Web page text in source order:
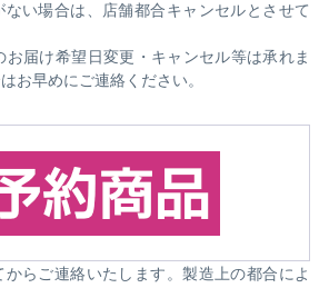
い場合は、店舗都合キャンセルとさせて
届け希望日変更・キャンセル等は承れま
お早めにご連絡ください。
らご連絡いたします。製造上の都合によ